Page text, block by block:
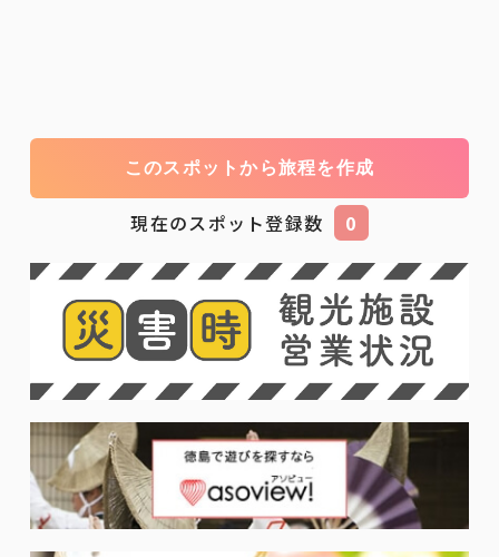
このスポットから旅程を作成
現在のスポット登録数 0